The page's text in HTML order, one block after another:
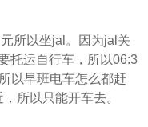
所以坐jal。因为jal关
托运自行车，所以06:3
以早班电车怎么都赶
所以只能开车去。